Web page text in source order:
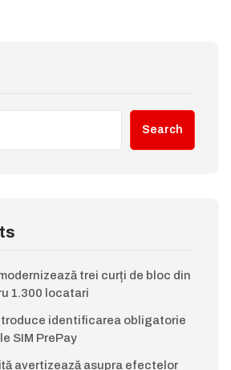
Search
trei curți de bloc din
1.300 locatari
identificarea obligatorie
SIM PrePay
avertizează asupra efectelor